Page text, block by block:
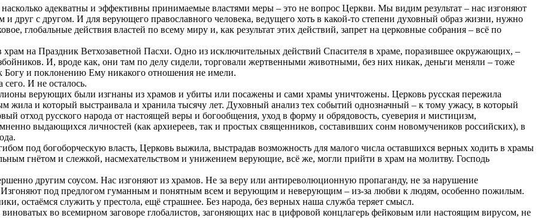
адекватны и эффективны принимаемые властями меры – это не вопрос Церкви. Мы видим результат – нас изгоняют
друг с другом. И для верующего православного человека, ведущего хоть в какой-то степени духовный образ жизни, нужно
глобальные действия властей по всему миру и, как результат этих действий, запрет на церковные собрания – всё по
на Праздник Ветхозаветной Пасхи. Одно из исключительных действий Спасителя в храме, поразившее окружающих, –
И, вроде как, они там по делу сидели, торговали жертвенными животными, без них никак, деньги меняли – тоже
и поклонению Ему никакого отношения не имели.
И не осталось.
верующих были изгнаны из храмов и убиты или посажены и сами храмы уничтожены. Церковь русская пережила
жила и который выстраивала и хранила тысячу лет. Духовный анализ тех событий однозначный – к тому ужасу, в который
отход русского народа от настоящей веры и богообщения, уход в форму и обрядовость, суеверия и мистицизм,
выдающихся личностей (как архиереев, так и простых священников, составивших сонм новомучеников российских), в
под богоборческую власть, Церковь выжила, выстрадав возможность для малого числа оставшихся верных ходить в храмы
гнётом и слежкой, насмехательством и унижением верующие, всё же, могли прийти в храм на молитву. Господь
другим соусом. Нас изгоняют из храмов. Не за веру или антиреволюционную пропаганду, не за нарушение
Изгоняют под предлогом гуманным и понятным всем и верующим и неверующим – из-за любви к людям, особенно пожилым.
остаёмся служить у престола, ещё страшнее. Без народа, без верных наша служба теряет смысл.
виноватых во всемирном заговоре глобалистов, загоняющих нас в цифровой концлагерь фейковым или настоящим вирусом, не